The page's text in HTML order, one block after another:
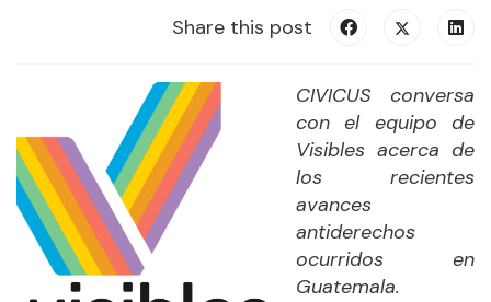
Share this post
CIVICUS conversa
con el equipo de
Visibles acerca de
los recientes
avances
antiderechos
ocurridos en
Guatemala.